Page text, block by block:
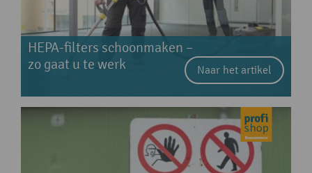
HEPA-filters schoonmaken –
zo gaat u te werk
Naar het artikel